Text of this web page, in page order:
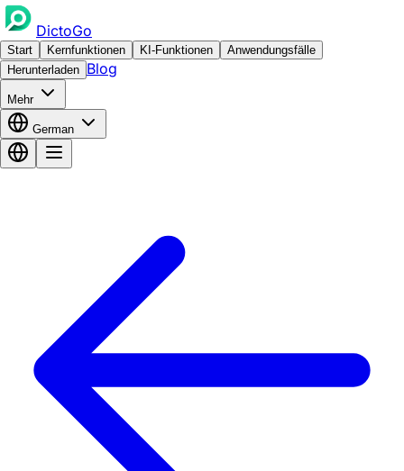
DictoGo
Start Kernfunktionen KI-Funktionen
Anwendungsfälle
Herunterladen Blog
Mehr
German